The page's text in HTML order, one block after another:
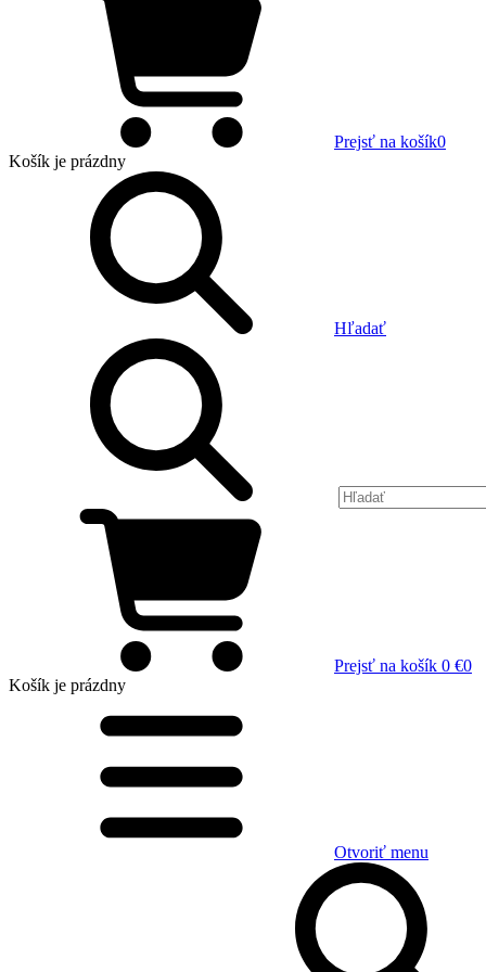
Prejsť na košík0
Košík je prázdny
Hľadať
Prejsť na košík 0 €0
Košík je prázdny
Otvoriť menu